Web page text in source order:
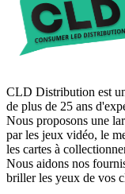
CLD Distribution est
de plus de 25 ans
Nous proposons une
par les jeux vidéo, le
les cartes à
Nous aidons nos
briller les yeux de vos